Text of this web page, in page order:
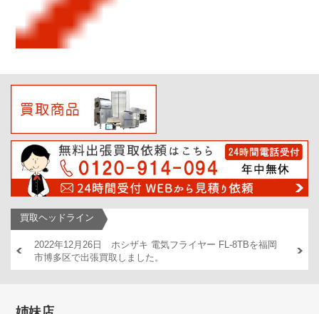
買取ヘッドライン
2022年12月26日 ホシザキ 電気フライヤー FL-8TBを福岡
市博多区で出張買取しました。
出張買